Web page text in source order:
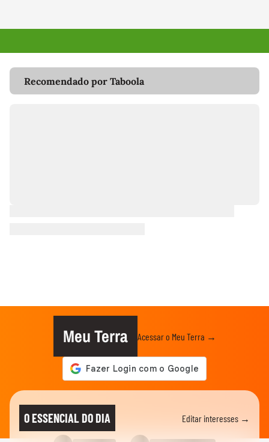
Recomendado por Taboola
Meu Terra Acessar o Meu Terra →
O ESSENCIAL DO DIA Editar interesses →